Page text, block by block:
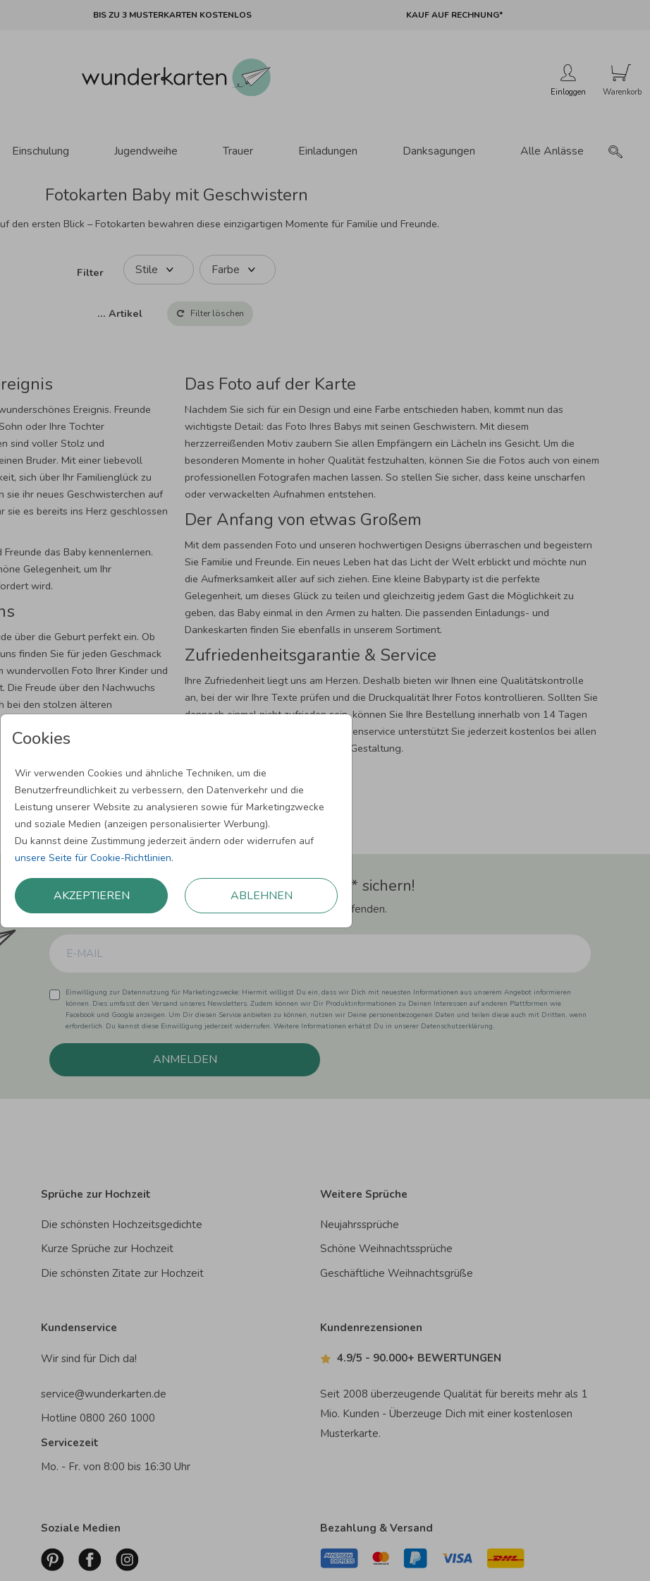
BIS ZU 3 MUSTERKARTEN KOSTENLOS KAUF AUF RECHNUNG*
Einloggen
Einschulung Jugendweihe Trauer Einladungen Danksagungen Alle Anlässe
Cookies
Wir verwenden Cookies und ähnliche Techniken, um die
Benutzerfreundlichkeit zu verbessern, den Datenverkehr und die
Leistung unserer Website zu analysieren sowie für Marketingzwecke
und soziale Medien (anzeigen personalisierter Werbung).
Du kannst deine Zustimmung jederzeit ändern oder widerrufen auf
unsere Seite für Cookie-Richtlinien.
AKZEPTIEREN ABLEHNEN
Fotokarten Baby mit Geschwistern
den ersten Blick – Fotokarten bewahren diese einzigartigen Momente für Familie und Freunde.
Filter Stile Farbe
… Artikel Filter löschen
Ereignis. Freunde
oder Ihre Tochter
sind voller Stolz und
Bruder. Mit einer liebevoll
sich über Ihr Familienglück zu
sie ihr neues Geschwisterchen auf
sie es bereits ins Herz geschlossen
das Baby kennenlernen.
Gelegenheit, um Ihr
wird.
über die Geburt perfekt ein. Ob
finden Sie für jeden Geschmack
wundervollen Foto Ihrer Kinder und
Freude über den Nachwuchs
bei den stolzen älteren
Das Foto auf der Karte
Nachdem Sie sich für ein Design und eine Farbe entschieden haben, kommt nun das
wichtigste Detail: das Foto Ihres Babys mit seinen Geschwistern. Mit diesem
herzzerreißenden Motiv zaubern Sie allen Empfängern ein Lächeln ins Gesicht. Um die
besonderen Momente in hoher Qualität festzuhalten, können Sie die Fotos auch von einem
professionellen Fotografen machen lassen. So stellen Sie sicher, dass keine unscharfen
oder verwackelten Aufnahmen entstehen.
Der Anfang von etwas Großem
Mit dem passenden Foto und unseren hochwertigen Designs überraschen und begeistern
Sie Familie und Freunde. Ein neues Leben hat das Licht der Welt erblickt und möchte nun
die Aufmerksamkeit aller auf sich ziehen. Eine kleine Babyparty ist die perfekte
Gelegenheit, um dieses Glück zu teilen und gleichzeitig jedem Gast die Möglichkeit zu
geben, das Baby einmal in den Armen zu halten. Die passenden Einladungs- und
Dankeskarten finden Sie ebenfalls in unserem Sortiment.
Zufriedenheitsgarantie & Service
Ihre Zufriedenheit liegt uns am Herzen. Deshalb bieten wir Ihnen eine Qualitätskontrolle
an, bei der wir Ihre Texte prüfen und die Druckqualität Ihrer Fotos kontrollieren. Sollten Sie
dennoch einmal nicht zufrieden sein, können Sie Ihre Bestellung innerhalb von 14 Tagen
reklamieren. Unser freundlicher Kundenservice unterstützt Sie jederzeit kostenlos bei allen
Fragen rund um Ihre Bestellung und Gestaltung.
Newsletter abonnieren und 5,00 € Rabatt** sichern!
Melde Dich zu unserem Newsletter an und bleibe auf dem Laufenden.
Einwilligung zur Datennutzung für Marketingzwecke: Hiermit willigst Du ein, dass wir Dich mit neuesten Informationen aus unserem Angebot informieren
können. Dies umfasst den Versand unseres Newsletters. Zudem können wir Dir Produktinformationen zu Deinen Interessen auf anderen Plattformen wie
Facebook und Google anzeigen. Um Dir diesen Service anbieten zu können, nutzen wir Deine personenbezogenen Daten und teilen diese auch mit Dritten, wenn
erforderlich. Du kannst diese Einwilligung jederzeit widerrufen. Weitere Informationen erhätst Du in unserer Datenschutzerklärung.
ANMELDEN
Sprüche zur Hochzeit
Die schönsten Hochzeitsgedichte
Kurze Sprüche zur Hochzeit
Die schönsten Zitate zur Hochzeit
Weitere Sprüche
Neujahrssprüche
Schöne Weihnachtssprüche
Geschäftliche Weihnachtsgrüße
Kundenservice
Wir sind für Dich da!
service@wunderkarten.de
Hotline 0800 260 1000
Servicezeit
Mo. - Fr. von 8:00 bis 16:30 Uhr
Kundenrezensionen
4.9/5 - 90.000+ BEWERTUNGEN
Seit 2008 überzeugende Qualität für bereits mehr als 1
Mio. Kunden - Überzeuge Dich mit einer kostenlosen
Musterkarte.
Soziale Medien Bezahlung & Versand